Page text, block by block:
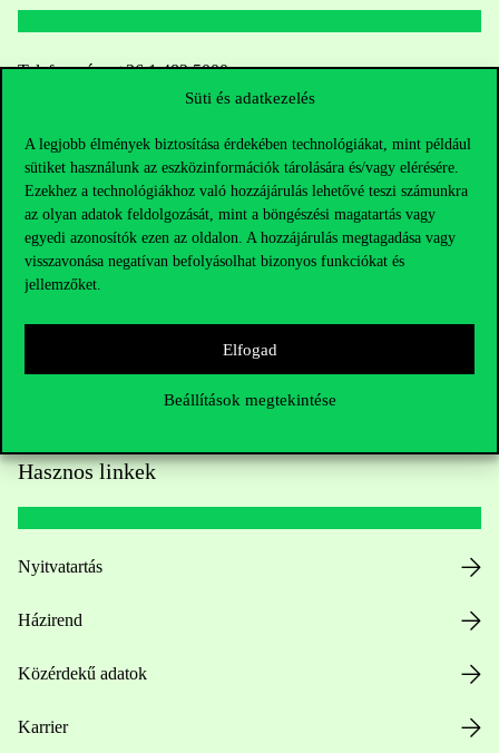
Süti és adatkezelés
A legjobb élmények biztosítása érdekében technológiákat, mint például
sütiket használunk az eszközinformációk tárolására és/vagy elérésére.
Ezekhez a technológiákhoz való hozzájárulás lehetővé teszi számunkra
az olyan adatok feldolgozását, mint a böngészési magatartás vagy
egyedi azonosítók ezen az oldalon. A hozzájárulás megtagadása vagy
visszavonása negatívan befolyásolhat bizonyos funkciókat és
jellemzőket.
Elfogad
Beállítások megtekintése
Telefonszám:+36 1 482 5000
Oktatói elérhetőségek
HUB jelenlegi hallgatóinknak
Sajtó:press@uni-corvinus.hu
Hasznos linkek
Nyitvatartás
Házirend
Közérdekű adatok
Karrier